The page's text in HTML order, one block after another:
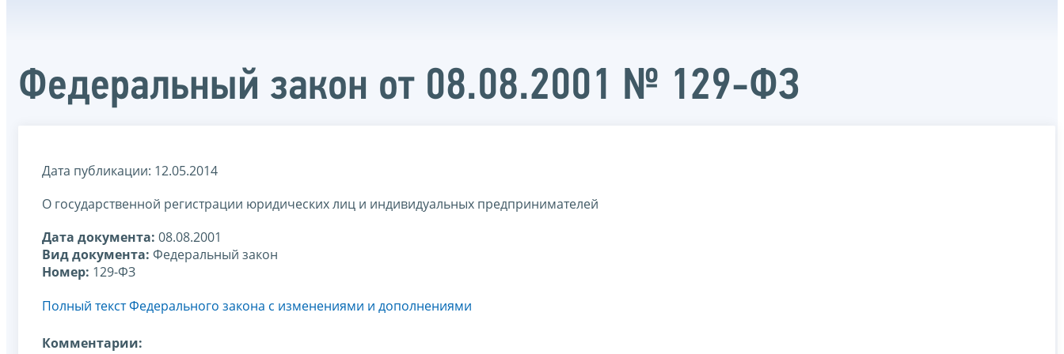
Федеральный закон от 08.08.2001 № 129-ФЗ
Дата публикации: 12.05.2014
О государственной регистрации юридических лиц и индивидуальных предпринимателей
Дата документа: 08.08.2001
Вид документа: Федеральный закон
Номер: 129-ФЗ
Полный текст Федерального закона с изменениями и дополнениями
Комментарии: